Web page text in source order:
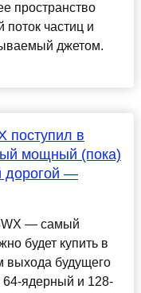
пространство
частиц и
джетом.
поступил в
мощный (пока)
дорогой —
— самый
будет купить в
выхода будущего
64-ядерный и 128-